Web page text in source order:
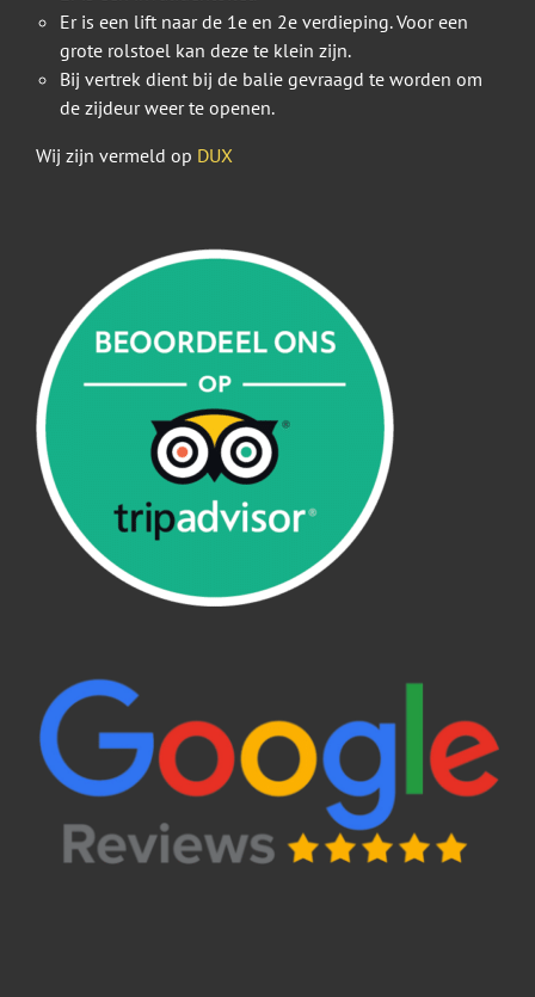
Er is een lift naar de 1e en 2e verdieping. Voor een
grote rolstoel kan deze te klein zijn.
Bij vertrek dient bij de balie gevraagd te worden om
de zijdeur weer te openen.
Wij zijn vermeld op DUX